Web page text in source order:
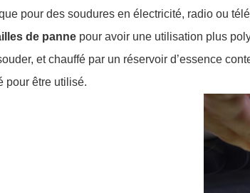
pour des soudures en électricité, radio ou
de panne pour avoir une utilisation plus
et chauffé par un réservoir d’essence
pour être utilisé.